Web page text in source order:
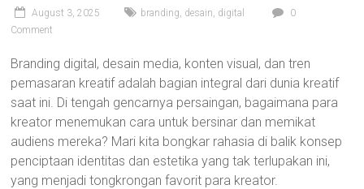
August 3, 2025 branding, desain, digital
0
Comment
Branding digital, desain media, konten visual, dan tren
pemasaran kreatif adalah bagian integral dari dunia kreatif
saat ini. Di tengah gencarnya persaingan, bagaimana para
kreator menemukan cara untuk bersinar dan memikat
audiens mereka? Mari kita bongkar rahasia di balik konsep
penciptaan identitas dan estetika yang tak terlupakan ini,
yang menjadi tongkrongan favorit para kreator.